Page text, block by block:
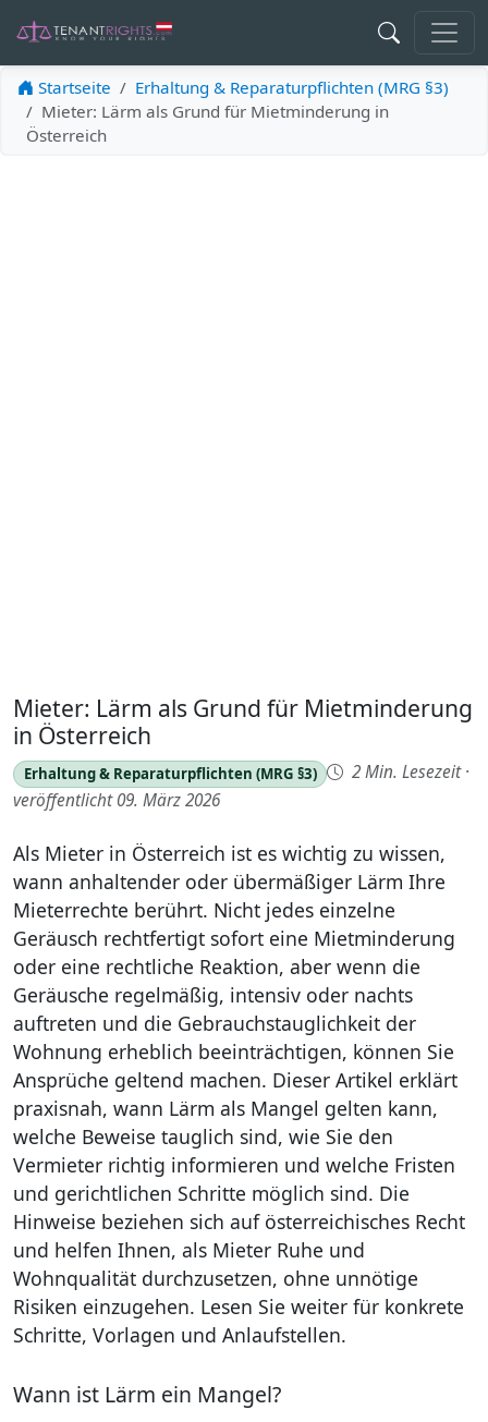
Startseite
Erhaltung & Reparaturpflichten (MRG §3)
Mieter: Lärm als Grund für Mietminderung in
Österreich
Mieter: Lärm als Grund für Mietminderung
in Österreich
Erhaltung & Reparaturpflichten (MRG §3) 2 Min. Lesezeit ·
veröffentlicht 09. März 2026
Als Mieter in Österreich ist es wichtig zu wissen,
wann anhaltender oder übermäßiger Lärm Ihre
Mieterrechte berührt. Nicht jedes einzelne
Geräusch rechtfertigt sofort eine Mietminderung
oder eine rechtliche Reaktion, aber wenn die
Geräusche regelmäßig, intensiv oder nachts
auftreten und die Gebrauchstauglichkeit der
Wohnung erheblich beeinträchtigen, können Sie
Ansprüche geltend machen. Dieser Artikel erklärt
praxisnah, wann Lärm als Mangel gelten kann,
welche Beweise tauglich sind, wie Sie den
Vermieter richtig informieren und welche Fristen
und gerichtlichen Schritte möglich sind. Die
Hinweise beziehen sich auf österreichisches Recht
und helfen Ihnen, als Mieter Ruhe und
Wohnqualität durchzusetzen, ohne unnötige
Risiken einzugehen. Lesen Sie weiter für konkrete
Schritte, Vorlagen und Anlaufstellen.
Wann ist Lärm ein Mangel?